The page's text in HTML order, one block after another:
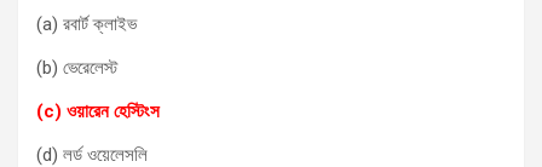
(a) রবার্ট ক্লাইভ
(b) ভেরেলেস্ট
(c) ওয়ারেন হেস্টিংস
(d) লর্ড ওয়েলেসলি